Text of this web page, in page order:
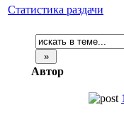
Статистика раздачи
Автор